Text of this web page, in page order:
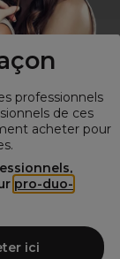
professionnels
de ces
acheter pour
pro-duo-
ici
proposons une
et